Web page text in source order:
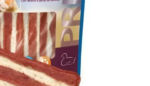
ظرف آب و
اسکرچر
شیشه
لباس و
لباس و